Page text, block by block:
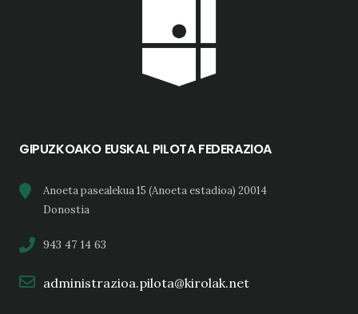
GIPUZKOAKO EUSKAL PILOTA FEDERAZIOA
Anoeta pasealekua 15 (Anoeta estadioa) 20014
Donostia
943 47 14 63
administrazioa.pilota@kirolak.net